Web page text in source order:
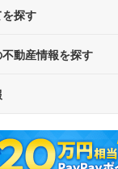
探す
地域か
す
動産情報を探す
中古マ
教えて